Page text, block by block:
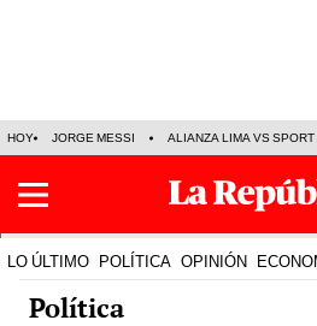
HOY JORGE MESSI ALIANZA LIMA VS
LO ÚLTIMO POLÍTICA OPINIÓN
Política